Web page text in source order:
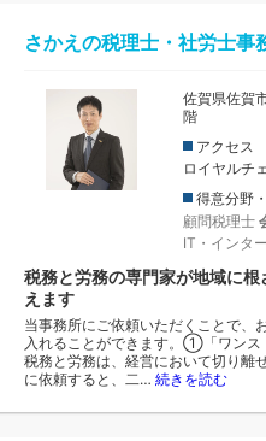
さかえの税理士・社労士事
佐賀県佐賀
階
アクセス
ロイヤルチ
得意分野
顧問税理士
IT・インタ
税務と労務の専門家が地域に
えます
当事務所にご依頼いただくことで、
入れることができます。①「ワンス
税務と労務は、経営において切り離
に依頼すると、二… 続きを読む